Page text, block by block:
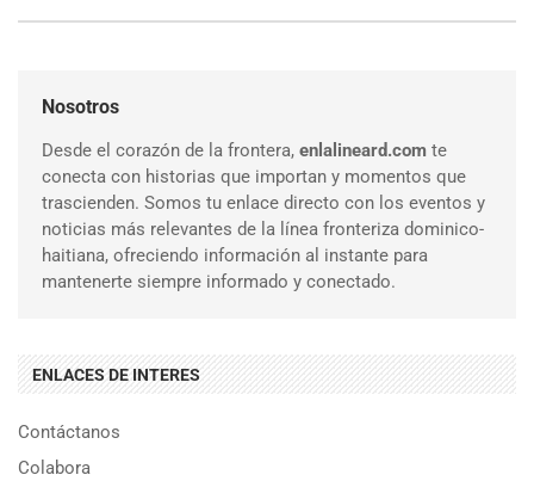
Nosotros
Desde el corazón de la frontera, enlalineard.com te
conecta con historias que importan y momentos que
trascienden. Somos tu enlace directo con los eventos y
noticias más relevantes de la línea fronteriza dominico-
haitiana, ofreciendo información al instante para
mantenerte siempre informado y conectado.
ENLACES DE INTERES
Contáctanos
Colabora